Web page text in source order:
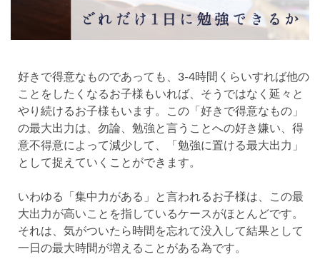
好きで得意なものであっても、3-4時間くらいすれば他の
ことをしたくなるお子様もいれば、そうではなく延々と
やり続けるお子様もいます。この「好きで得意なもの」
の最大出力は、勿論、勉強と言うことへの好き嫌い、得
意不得意によって減少して、「勉強に置ける最大出力」
として捉えていくことができます。
いわゆる「集中力がある」と言われるお子様は、この最
大出力が高いことを指しているケースがほとんどです。
それは、気がついたら時間を忘れて没入して結果として
一日の最大時間が増えることがある為です。